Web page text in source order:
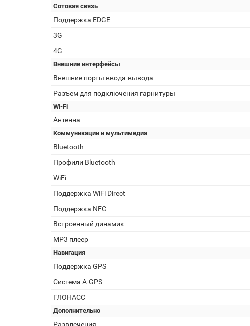
Сотовая связь
Поддержка EDGE
3G
4G
Внешние интерфейсы
Внешние порты ввода-вывода
Разъем для подключения гарнитуры
Wi-Fi
Антенна
Коммуникации и мультимедиа
Bluetooth
Профили Bluetooth
WiFi
Поддержка WiFi Direct
Поддержка NFC
Встроенный динамик
MP3 плеер
Навигация
Поддержка GPS
Cистема A-GPS
ГЛОНАСС
Дополнительно
Развлечения